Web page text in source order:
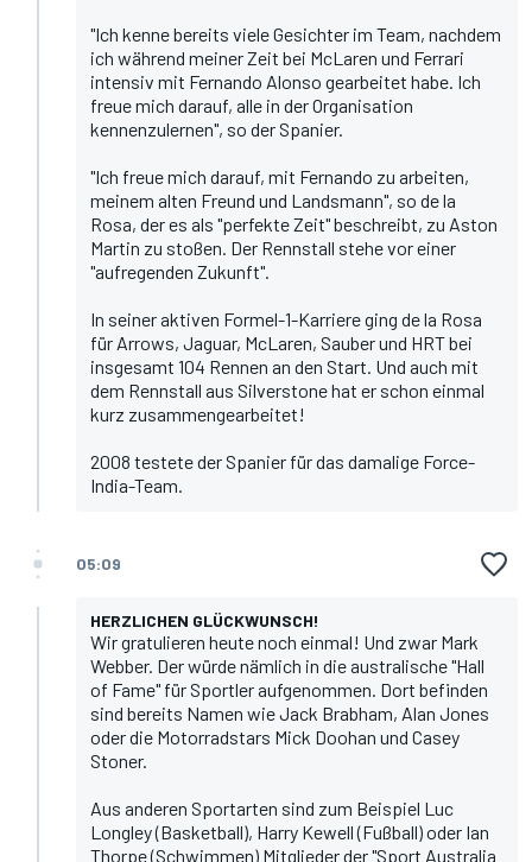
"Ich kenne bereits viele Gesichter im Team, nachdem
ich während meiner Zeit bei McLaren und Ferrari
intensiv mit Fernando Alonso gearbeitet habe. Ich
freue mich darauf, alle in der Organisation
kennenzulernen", so der Spanier.
"Ich freue mich darauf, mit Fernando zu arbeiten,
meinem alten Freund und Landsmann", so de la
Rosa, der es als "perfekte Zeit" beschreibt, zu Aston
Martin zu stoßen. Der Rennstall stehe vor einer
"aufregenden Zukunft".
In seiner aktiven Formel-1-Karriere ging de la Rosa
für Arrows, Jaguar, McLaren, Sauber und HRT bei
insgesamt 104 Rennen an den Start. Und auch mit
dem Rennstall aus Silverstone hat er schon einmal
kurz zusammengearbeitet!
2008 testete der Spanier für das damalige Force-
India-Team.
05:09
HERZLICHEN GLÜCKWUNSCH!
Wir gratulieren heute noch einmal! Und zwar Mark
Webber. Der würde nämlich in die australische "Hall
of Fame" für Sportler aufgenommen. Dort befinden
sind bereits Namen wie Jack Brabham, Alan Jones
oder die Motorradstars Mick Doohan und Casey
Stoner.
Aus anderen Sportarten sind zum Beispiel Luc
Longley (Basketball), Harry Kewell (Fußball) oder Ian
Thorpe (Schwimmen) Mitglieder der"Sport Australia